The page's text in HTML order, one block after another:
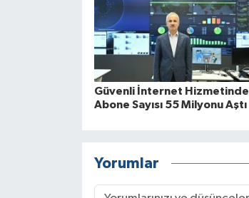
Güvenli İnternet Hizmetinde
Abone Sayısı 55 Milyonu Aştı
Yorumlar